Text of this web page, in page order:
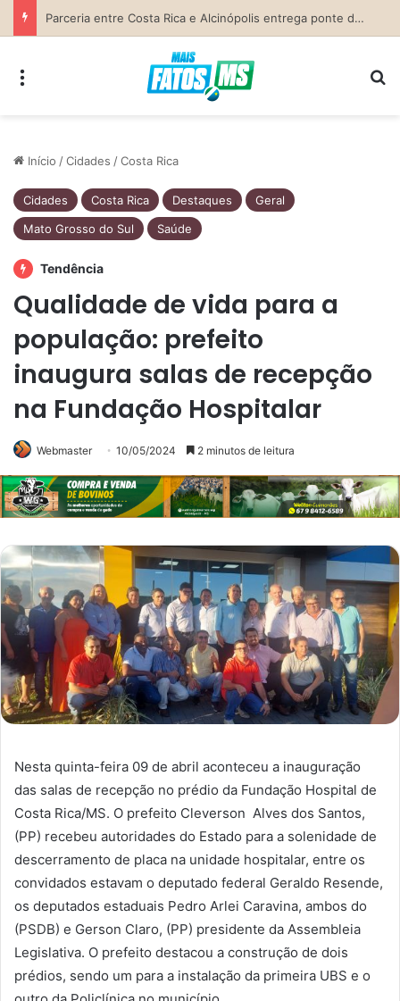
Parceria entre Costa Rica e Alcinópolis entrega ponte de concreto e fortalece infraestrutura na região das lavouras do Engano
Início /Cidades /Costa Rica
Cidades Costa Rica Destaques
Geral
Mato Grosso do Sul
Saúde
Tendência
Qualidade de vida para a
população: prefeito
inaugura salas de recepção
na Fundação Hospitalar
Webmaster 10/05/2024 2 minutos de leitura
Nesta quinta-feira 09 de abril aconteceu a inauguração
das salas de recepção no prédio da Fundação Hospital de
Costa Rica/MS. O prefeito Cleverson Alves dos Santos,
(PP) recebeu autoridades do Estado para a solenidade de
descerramento de placa na unidade hospitalar, entre os
convidados estavam o deputado federal Geraldo Resende,
os deputados estaduais Pedro Arlei Caravina, ambos do
(PSDB) e Gerson Claro, (PP) presidente da Assembleia
Legislativa. O prefeito destacou a construção de dois
prédios, sendo um para a instalação da primeira UBS e o